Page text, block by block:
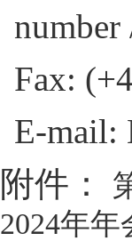
number
Fax:
E-mail:
附件：
2024年年